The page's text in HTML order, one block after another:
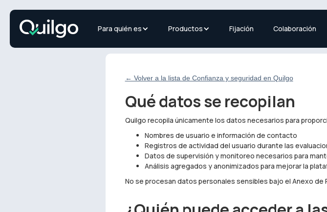
Para quién es Productos Fijación Colaboración
← Volver a la lista de Confianza y seguridad en Quilgo
Qué datos se recopilan
Quilgo recopila únicamente los datos necesarios para
Nombres de usuario e información de contacto
Registros de actividad del usuario durante las
Datos de supervisión y monitoreo necesarios para
Análisis agregados y anonimizados para mejorar la
No se procesan datos personales sensibles bajo el Anexo de